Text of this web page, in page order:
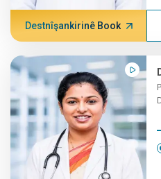
Destnîşankirinê Book